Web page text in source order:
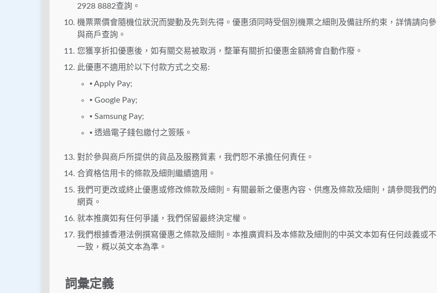
2928 8882查詢。
機票票價會隨機位狀況而變動及先到先得。優惠須同時受個別機票之細則及備註所約束，詳情請向參
與商戶查詢。
您獲享折扣優惠後，如有關交易被取消，整筆有關折扣優惠金額將會自動作廢。
此優惠不適用於以下付款方式之交易:
⦁ Apply Pay;
⦁ Google Pay;
⦁ Samsung Pay;
⦁ 透過電子錢包繳付之簽賬。
對於參與商戶所提供的貨品及服務質素，我們恕不承擔任何責任。
合資格信用卡的條款及細則繼續適用。
我們可更改或終止優惠或修改條款及細則。有關最新之優惠內容、供應及條款及細則，請參閱我們的
網頁。
就本推廣如有任何爭議，我們保留最終決定權。
我們根據香港法例撰寫優惠之條款及細則。本推廣資料及本條款及細則的中英文本如有任何歧義或不
一致，概以英文本為準。
詞彙定義